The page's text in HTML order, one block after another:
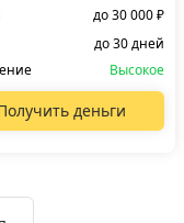
до 30 000 ₽
до 30 дней
Высокое
деньги